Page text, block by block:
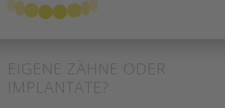
EIGENE ZÄHNE ODER
IMPLANTATE?